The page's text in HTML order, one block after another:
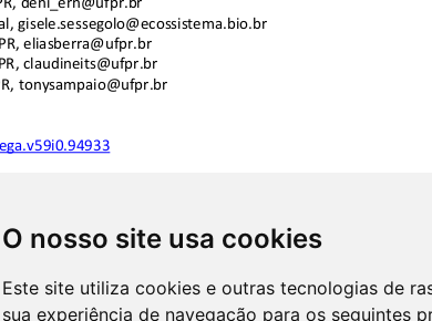
O nosso site usa cookies
Este site utiliza cookies e outras tecnologias de
sua experiência de navegação para os seguintes